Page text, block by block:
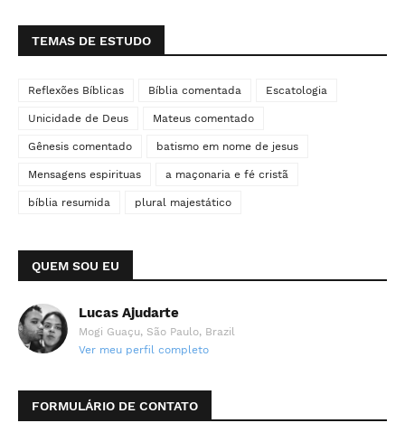
TEMAS DE ESTUDO
Reflexões Bíblicas Bíblia comentada Escatologia
Unicidade de Deus Mateus comentado
Gênesis comentado batismo em nome de jesus
Mensagens espirituas a maçonaria e fé cristã
bíblia resumida plural majestático
QUEM SOU EU
Lucas Ajudarte
Mogi Guaçu, São Paulo, Brazil
Ver meu perfil completo
FORMULÁRIO DE CONTATO